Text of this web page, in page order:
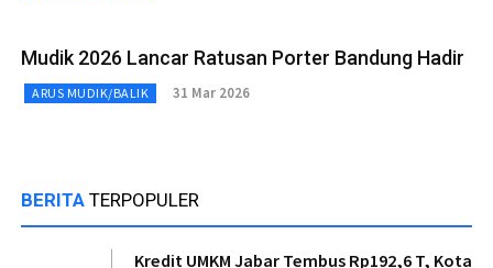
Mudik 2026 Lancar Ratusan Porter Bandung Hadir
ARUS MUDIK/BALIK 31 Mar 2026
BERITA TERPOPULER
Kredit UMKM Jabar Tembus Rp192,6 T, Kota